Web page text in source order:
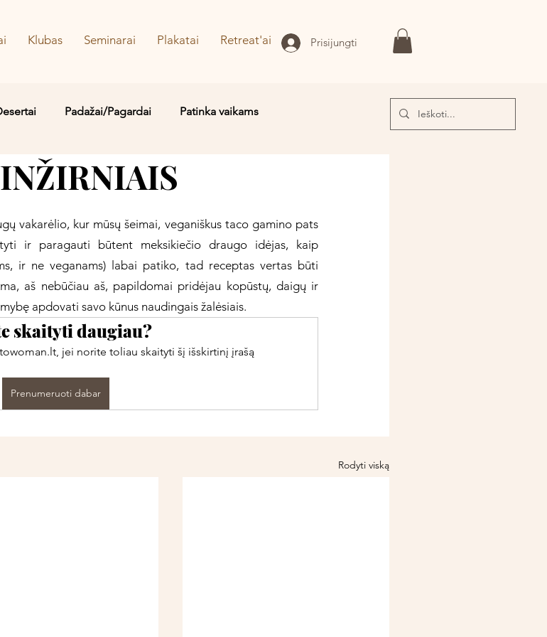
Klubas Seminarai Plakatai Retreat'ai Prisijungti
Padažai/Pagardai Patinka vaikams
Saldu Sūru Vaidos MYLIMIAUSI!
vakarėlio, kur mūsų šeimai, veganiškus taco gamino pats
ir paragauti būtent meksikiečio draugo idėjas, kaip
ir ne veganams) labai patiko, tad receptas vertas būti
aš nebūčiau aš, papildomai pridėjau kopūstų, daigų ir
apdovati savo kūnus naudingais žalėsiais.
skaityti daugiau?
jei norite toliau skaityti šį išskirtinį įrašą
Prenumeruoti dabar
Rodyti viską